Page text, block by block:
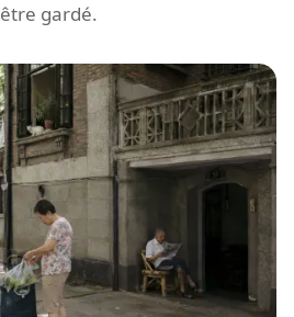
gardé.